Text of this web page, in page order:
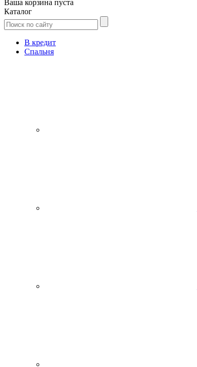
Ваша корзина пуста
Каталог
В кредит
Спальня